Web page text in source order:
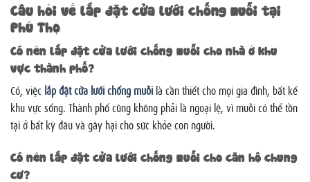
Câu hỏi về lắp đặt cửa lưới chống muỗi tại
Phú Thọ
Có nên lắp đặt cửa lưới chống muỗi cho nhà ở khu
vực thành phố?
Có, việc lắp đặt cửa lưới chống muỗi là cần thiết cho mọi gia đình, bất kể
khu vực sống. Thành phố cũng không phải là ngoại lệ, vì muỗi có thể tồn
tại ở bất kỳ đâu và gây hại cho sức khỏe con người.
Có nên lắp đặt cửa lưới chống muỗi cho căn hộ chung
cư?